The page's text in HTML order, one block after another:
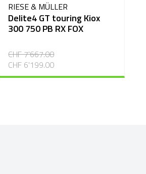
RIESE & MÜLLER
Delite4 GT touring Kiox
300 750 PB RX FOX
CHF 7'667.00
CHF 6'199.00